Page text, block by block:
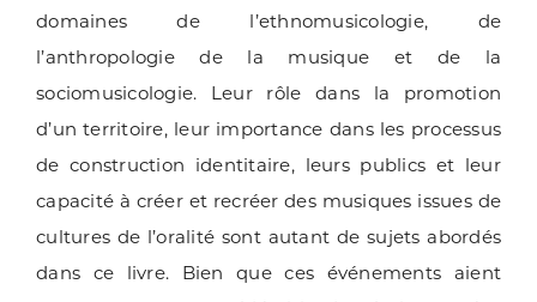
domaines de l’ethnomusicologie, de
l’anthropologie de la musique et de la
sociomusicologie. Leur rôle dans la promotion
d’un territoire, leur importance dans les processus
de construction identitaire, leurs publics et leur
capacité à créer et recréer des musiques issues de
cultures de l’oralité sont autant de sujets abordés
dans ce livre. Bien que ces événements aient